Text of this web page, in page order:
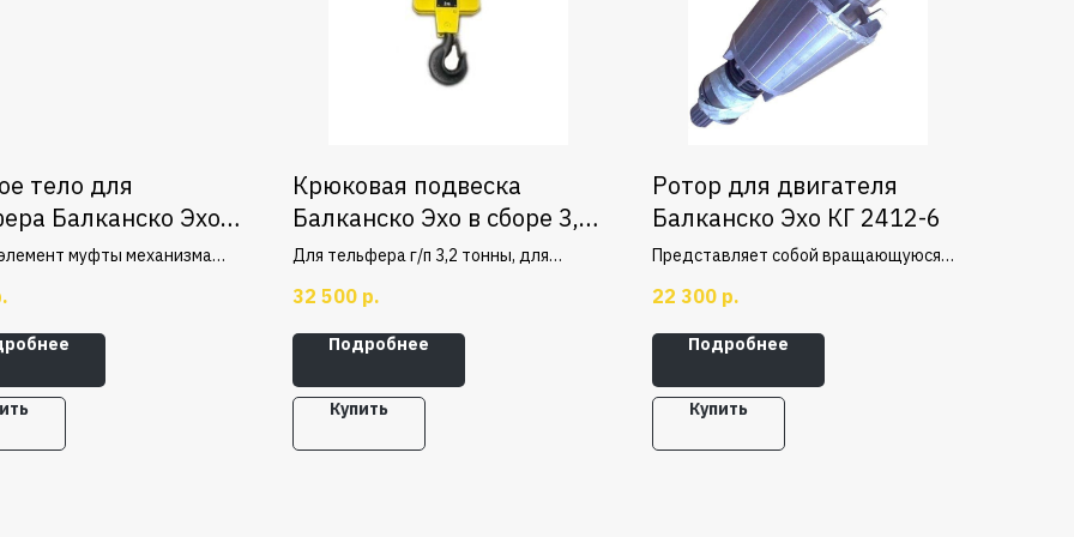
тело для
Балканско Эхо
муфты механизма
устройства г/п 3,2
Крюковая подвеска
Балканско Эхо в сборе 3,2
т
Для тельфера г/п 3,2 тонны, для
груза.
32 500 р.
Подробнее
Купить
Ротор для двигателя
Балканско Эхо КГ 2412-6
Представляет собой вращающуюся
внутри статора, приводящая барабан
во вращение.
22 300 р.
Подробнее
Купить